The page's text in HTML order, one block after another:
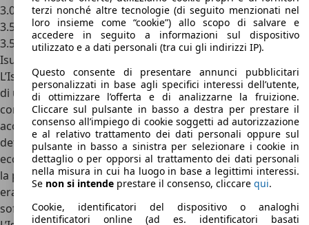
3.0 16V TDI cat 3 porte RS da 34.620 euro
3.5 V6 24V cat 5 porte LS da da 39.304 euro
3.5 V6 24V cat 3 porte RS da 35.338 euro
Isuzu Trooper: concorrenti e conclusioni
L’Isuzu Trooper, incarna lo spirito delle vetture dure e pure
di una volta, un fuoristrada tuttofare che permetteva
comunque di viaggiare su strade civili con un comfort
accettabile. Le dimensioni era quello che oggi potremmo
definire da segmento D, quindi abbondanti ma non
eccessive, gli interni seppur non di lusso sono ben rifiniti e
la plancia e ottimamente assemblata. I motori potenti
erano pensati essenzialmente per il fuoristrada, perciò
soffrivano un po’ sulle strade “normali”.
terzi nonché altre tecnologie (di seguito menzionati nel
loro insieme come “cookie”) allo scopo di salvare e
accedere in seguito a informazioni sul dispositivo
utilizzato e a dati personali (tra cui gli indirizzi IP).
Questo consente di presentare annunci pubblicitari
personalizzati in base agli specifici interessi dell’utente,
di ottimizzare l’offerta e di analizzarne la fruizione.
Cliccare sul pulsante in basso a destra per prestare il
consenso all’impiego di cookie soggetti ad autorizzazione
e al relativo trattamento dei dati personali oppure sul
pulsante in basso a sinistra per selezionare i cookie in
dettaglio o per opporsi al trattamento dei dati personali
nella misura in cui ha luogo in base a legittimi interessi.
Se non si intende prestare il consenso, cliccare qui.
Cookie, identificatori del dispositivo o analoghi
identificatori online (ad es. identificatori basati